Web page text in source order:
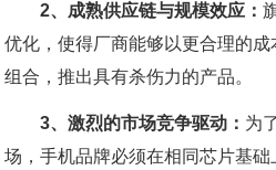
2、成熟供应链与规模效应：
优化，使得厂商能够以更合理的
组合，推出具有杀伤力的产品。
3、激烈的市场竞争驱动： 为
场，手机品牌必须在相同芯片基